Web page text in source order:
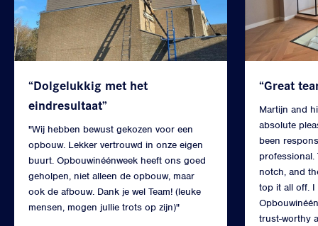
“Dolgelukkig met het
eindresultaat”
"Wij hebben bewust gekozen voor een
opbouw. Lekker vertrouwd in onze eigen
buurt. Opbouwinéénweek heeft ons goed
geholpen, niet alleen de opbouw, maar
ook de afbouw. Dank je wel Team! (leuke
mensen, mogen jullie trots op zijn)"
“Great
Martijn and
absolute
been
notch, and
top it all off.
trust-worthy